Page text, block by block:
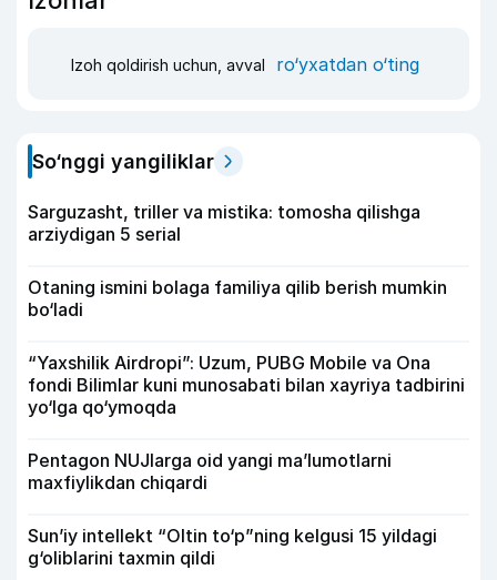
Izoh qoldirish uchun, avval ro‘yxatdan o‘ting
So‘nggi yangiliklar
Sarguzasht, triller va mistika: tomosha qilishga
arziydigan 5 serial
Otaning ismini bolaga familiya qilib berish mumkin
bo‘ladi
“Yaxshilik Airdropi”: Uzum, PUBG Mobile va Ona
fondi Bilimlar kuni munosabati bilan xayriya tadbirini
yo‘lga qo‘ymoqda
Pentagon NUJlarga oid yangi maʼlumotlarni
maxfiylikdan chiqardi
Sun’iy intellekt “Oltin to‘p”ning kelgusi 15 yildagi
g‘oliblarini taxmin qildi